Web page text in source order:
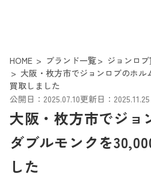
HOME ブランド一覧 ジョンロ
大阪・枚方市でジョンロブのホル
買取しました
公開日：2025.07.10更新日：2025.11.25
大阪・枚方市でジョ
ダブルモンクを
した